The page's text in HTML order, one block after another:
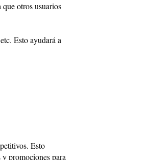
otros usuarios
Esto ayudará a
Esto
y promociones para